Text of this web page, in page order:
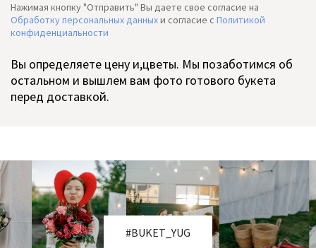
Нажимая кнопку "Отправить" Вы даете свое согласие на
Обработку персональных данныхи согласие c Политикой
конфиденциальности
Вы определяете цену и,цветы. Мы позаботимся об
остальном и вышлем вам фото готового букета
перед доставкой.
#BUKET_YUG